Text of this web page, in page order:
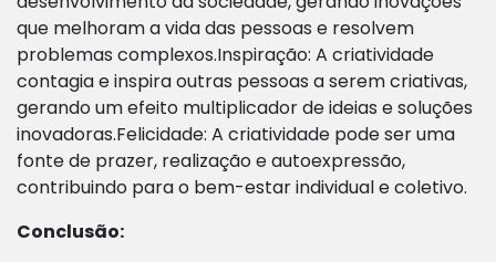
que melhoram a vida das pessoas e resolvem
problemas complexos.Inspiração: A criatividade
contagia e inspira outras pessoas a serem criativas,
gerando um efeito multiplicador de ideias e soluções
inovadoras.Felicidade: A criatividade pode ser uma
fonte de prazer, realização e autoexpressão,
contribuindo para o bem-estar individual e coletivo.
Conclusão: